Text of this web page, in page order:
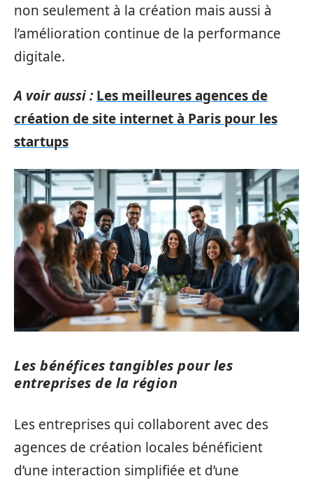
non seulement à la création mais aussi à
l’amélioration continue de la performance
digitale.
A voir aussi : Les meilleures agences de
création de site internet à Paris pour les
startups
Les bénéfices tangibles pour les
entreprises de la région
Les entreprises qui collaborent avec des
agences de création locales bénéficient
d’une interaction simplifiée et d’une